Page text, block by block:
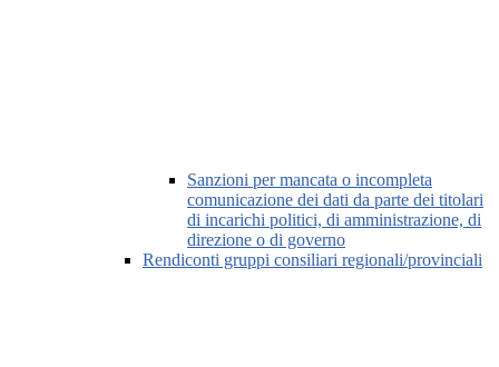
Sanzioni per mancata o incompleta
comunicazione dei dati da parte dei titolari
di incarichi politici, di amministrazione, di
direzione o di governo
Rendiconti gruppi consiliari regionali/provinciali